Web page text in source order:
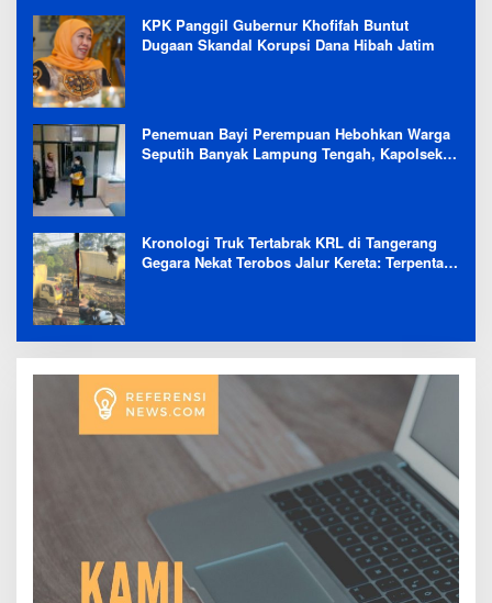
KPK Panggil Gubernur Khofifah Buntut
Dugaan Skandal Korupsi Dana Hibah Jatim
Penemuan Bayi Perempuan Hebohkan Warga
Seputih Banyak Lampung Tengah, Kapolsek:
Kronologi Truk Tertabrak KRL di Tangerang
Gegara Nekat Terobos Jalur Kereta: Terpental,